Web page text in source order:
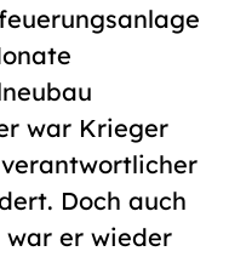
war Krieger
Doch auch
er wieder